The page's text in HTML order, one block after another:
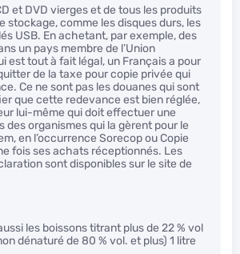
et DVD vierges et de tous les produits
stockage, comme les disques durs, les
USB. En achetant, par exemple, des
un pays membre de l’Union
est tout à fait légal, un Français a pour
de la taxe pour copie privée qui
Ce ne sont pas les douanes qui sont
que cette redevance est bien réglée,
lui-même qui doit effectuer une
des organismes qui la gèrent pour le
en l’occurrence Sorecop ou Copie
fois ses achats réceptionnés. Les
sont disponibles sur le site de
les boissons titrant plus de 22 % vol
dénaturé de 80 % vol. et plus) 1 litre